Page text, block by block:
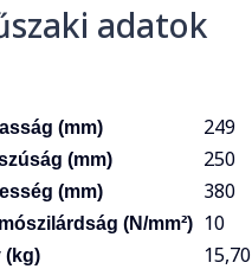
adatok
(mm) 249
(mm) 250
(mm) 380
(N/mm²) 10
(kg) 15,70